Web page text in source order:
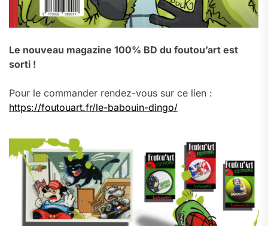
Le nouveau magazine 100% BD du foutou’art est
sorti !
Pour le commander rendez-vous sur ce lien :
https://foutouart.fr/le-babouin-dingo/